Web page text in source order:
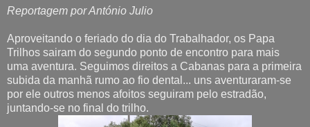
Reportagem por António Julio
Aproveitando o feriado do dia do Trabalhador, os Papa
Trilhos sairam do segundo ponto de encontro para mais
uma aventura. Seguimos direitos a Cabanas para a primeira
subida da manhã rumo ao fio dental... uns aventuraram-se
por ele outros menos afoitos seguiram pelo estradão,
juntando-se no final do trilho.